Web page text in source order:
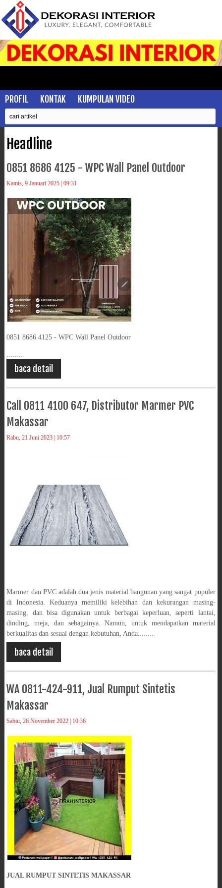
PROFIL KONTAK KUMPULAN VIDEO
Headline
0851 8686 4125 - WPC Wall Panel Outdoor
Kamis, 9 Januari 2025 | 09:31
0851 8686 4125 - WPC Wall Panel Outdoor
........
baca detail
Call 0811 4100 647, Distributor Marmer PVC
Makassar
Rabu, 21 Juni 2023 | 10:57
Marmer dan PVC adalah dua jenis material bangunan yang sangat populer
di Indonesia. Keduanya memiliki kelebihan dan kekurangan masing-
masing, dan bisa digunakan untuk berbagai keperluan, seperti lantai,
dinding, meja, dan sebagainya. Namun, untuk mendapatkan material
berkualitas dan sesuai dengan kebutuhan, Anda........
baca detail
WA 0811-424-911, Jual Rumput Sintetis
Makassar
Sabtu, 26 November 2022 | 10:36
JUAL RUMPUT SINTETIS MAKASSAR